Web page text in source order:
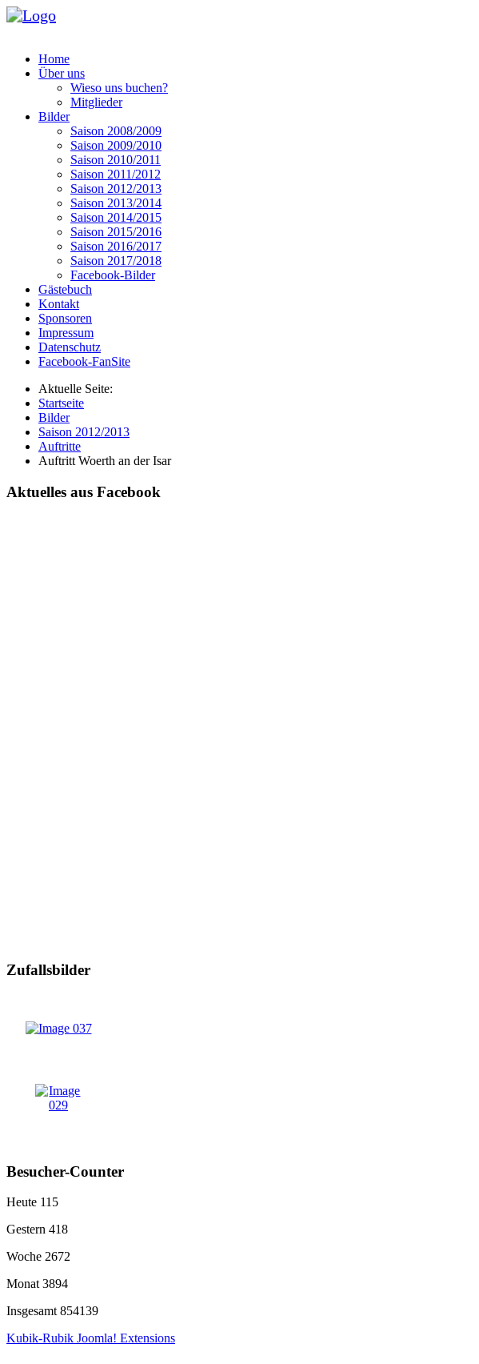
Home
Über uns
Wieso uns buchen?
Mitglieder
Bilder
Saison 2008/2009
Saison 2009/2010
Saison 2010/2011
Saison 2011/2012
Saison 2012/2013
Saison 2013/2014
Saison 2014/2015
Saison 2015/2016
Saison 2016/2017
Saison 2017/2018
Facebook-Bilder
Gästebuch
Kontakt
Sponsoren
Impressum
Datenschutz
Facebook-FanSite
Aktuelle Seite:
Startseite
Bilder
Saison 2012/2013
Auftritte
Auftritt Woerth an der Isar
Aktuelles aus Facebook
Zufallsbilder
Besucher-Counter
Heute 115
Gestern 418
Woche 2672
Monat 3894
Insgesamt 854139
Kubik-Rubik Joomla! Extensions